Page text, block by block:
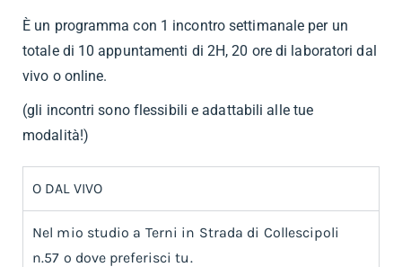
È un programma con 1 incontro settimanale per un
totale di 10 appuntamenti di 2H,20 ore di laboratori dal
vivo o online.
(gli incontri sono flessibili e adattabili alle tue
modalità!)
O DAL VIVO
Nel mio studio a Terni in Strada di Collescipoli
n.57 o dove preferisci tu.